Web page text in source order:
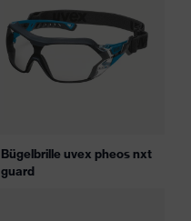
Bügelbrille uvex pheos nxt
guard